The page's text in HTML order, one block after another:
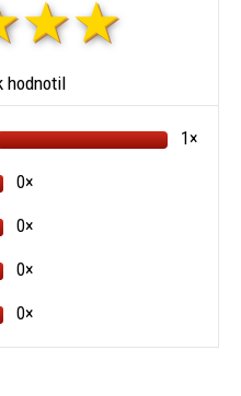
hodnotil
1×
0×
0×
0×
0×